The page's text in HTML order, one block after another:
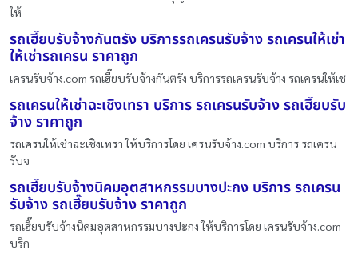
ให้
รถเฮี๊ยบรับจ้างกันตรัง บริการรถเครนรับจ้าง รถเครนให้เช่า
ให้เช่ารถเครน ราคาถูก
เครนรับจ้าง.com รถเฮี๊ยบรับจ้างกันตรัง บริการรถเครนรับจ้าง รถเครนให้เช
รถเครนให้เช่าฉะเชิงเทรา บริการ รถเครนรับจ้าง รถเฮี๊ยบรับ
จ้าง ราคาถูก
รถเครนให้เช่าฉะเชิงเทรา ให้บริการโดย เครนรับจ้าง.com บริการ รถเครน
รับจ
รถเฮี๊ยบรับจ้างนิคมอุตสาหกรรมบางปะกง บริการ รถเครน
รับจ้าง รถเฮี๊ยบรับจ้าง ราคาถูก
รถเฮี๊ยบรับจ้างนิคมอุตสาหกรรมบางปะกง ให้บริการโดย เครนรับจ้าง.com
บริก